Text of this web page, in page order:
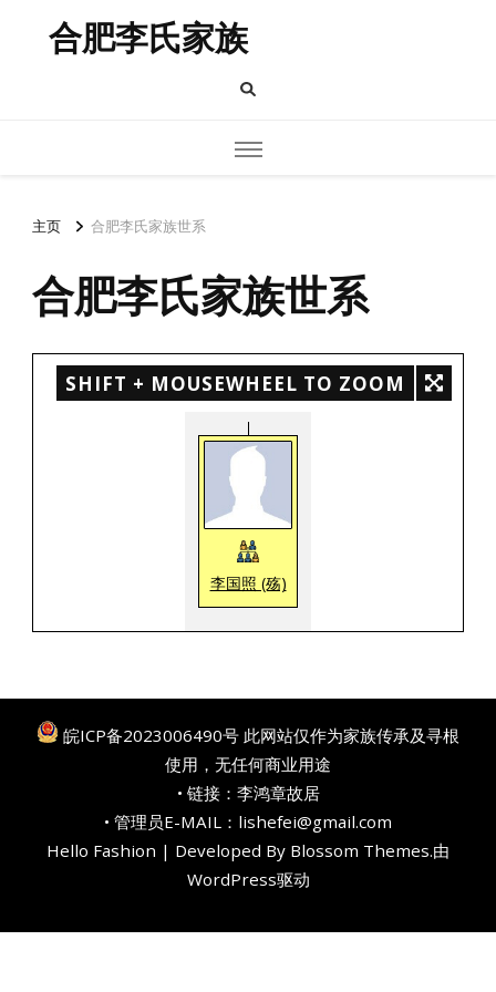
合肥李氏家族
主页 合肥李氏家族世系
合肥李氏家族世系
SHIFT + MOUSEWHEEL TO ZOOM
李国照 (殇)
皖ICP备2023006490号 此网站仅作为家族传承及寻根
使用，无任何商业用途
• 链接： 李鸿章故居
• 管理员E-MAIL：lishefei@gmail.com
Hello Fashion | Developed By Blossom Themes.由
WordPress驱动